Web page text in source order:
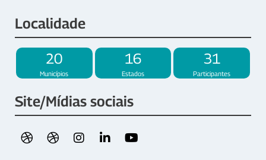
Localidade
20
Municípios
16
Estados
31
Participantes
Site/Mídias sociais